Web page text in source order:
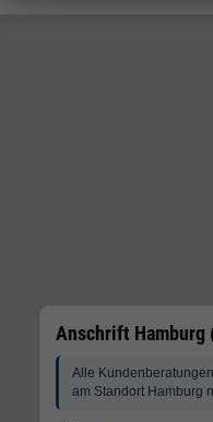
Anschrift Hamburg
Alle
am Standort Hamburg